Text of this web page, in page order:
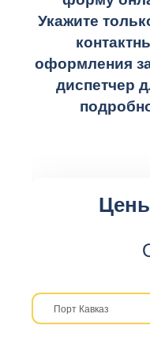
Укажите
оформления
диспетчер